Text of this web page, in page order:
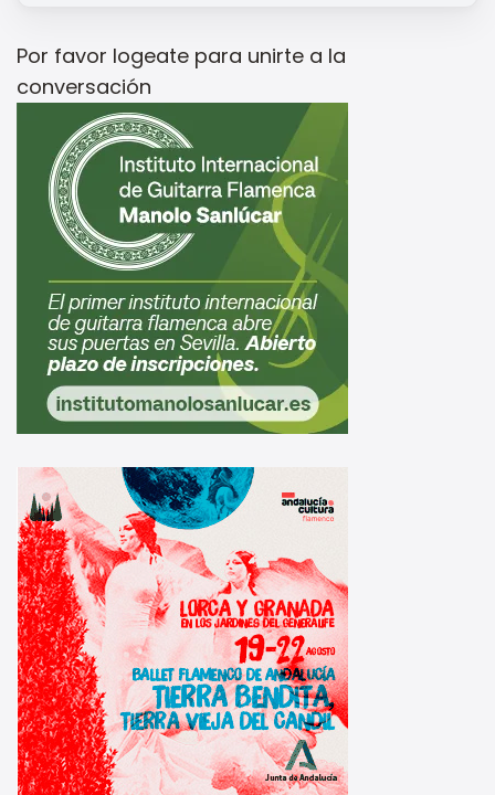
Por favor logeate para unirte a la
conversación